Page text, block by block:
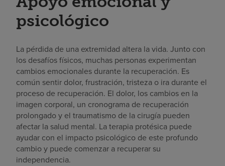
psicológico
La pérdida de una extremidad altera la vida. Junto con
los desafíos físicos, muchas personas experimentan
cambios emocionales durante la recuperación. Es
común sentir dolor, frustración, tristeza o ira durante el
proceso de recuperación. El dolor, los cambios en la
imagen corporal, un cronograma de recuperación
prolongado y el traumatismo de la cirugía pueden
afectar la salud mental. La terapia protésica puede
ayudar con el impacto psicológico de este profundo
cambio y puede comenzar a recuperar su
independencia.